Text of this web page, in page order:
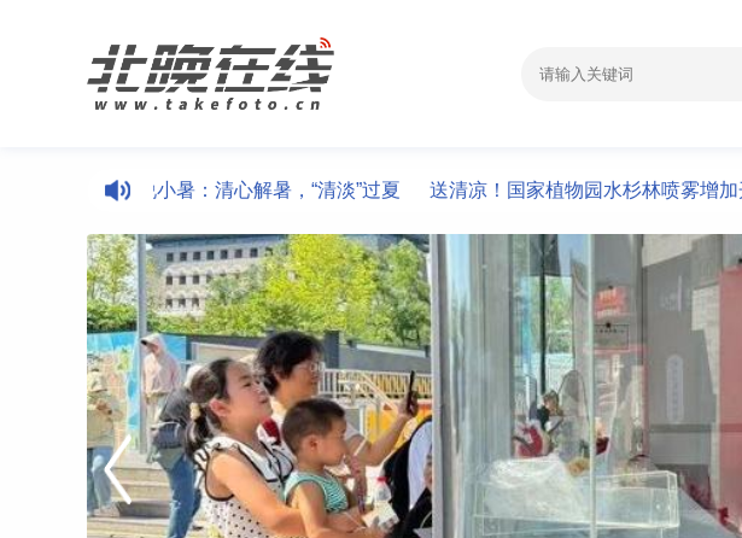
中医说小暑：清心解暑，“清淡”过夏 送清凉！国家植物园水杉林喷雾增加开放时